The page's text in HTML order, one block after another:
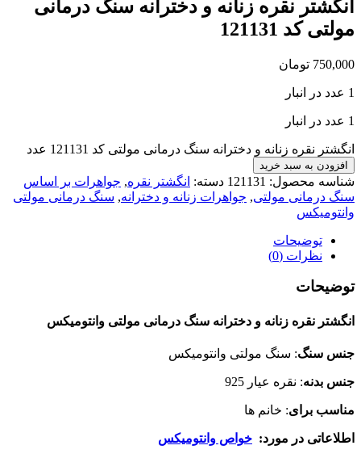
نقره زنانه و دخترانه سنگ درمانی
کد 121131
تومان
نقره زنانه و دخترانه سنگ درمانی مولتی کد 121131 عدد
به سبد خرید
محصول:121131 دسته:انگشتر نقره ,جواهرات بر اساس
درمانی مولتی,جواهرات زنانه و دخترانه,سنگ درمانی مولتی
توضیحات
نظرات (0)
نقره زنانه و دخترانه سنگ درمانی مولتی وانتومیکس
سنگ : سنگ مولتی وانتومیکس
بدنه: نقره عیار 925
برای : خانم ها
در مورد:خواص وانتومیکس